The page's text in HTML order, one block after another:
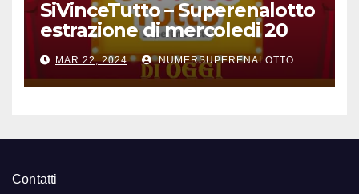
SiVinceTutto – Superenalotto
estrazione di mercoledi 20
marzo 2024 numeri vincenti
e quote
MAR 22, 2024 NUMERSUPERENALOTTO
Contatti